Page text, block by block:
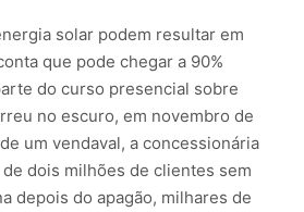
solar podem resultar em
que pode chegar a 90%
do curso presencial sobre
no escuro, em novembro de
um vendaval, a concessionária
dois milhões de clientes sem
depois do apagão, milhares de